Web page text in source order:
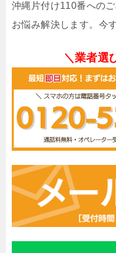
沖縄片付け110番への
お悩み解決します。今
＼業者選